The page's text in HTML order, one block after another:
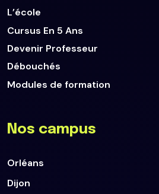
L’école
Cursus En 5 Ans
Devenir Professeur
Débouchés
Modules de formation
Nos campus
Orléans
Dijon